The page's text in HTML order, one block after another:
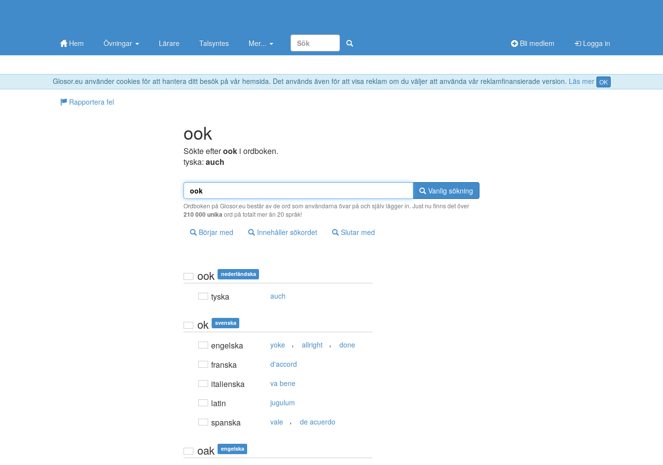
Glosor.eu använder cookies för att hantera ditt besök på vår hemsida. Det används även för att visa reklam om du väljer att använda vår reklamfinansierade version. Läs mer OK
Hem Övningar Lärare Talsyntes Mer... Bli medlem Logga in
Rapportera fel
ook
Sökte efterook i ordboken.
tyska: auch
Vanlig sökning
Ordboken på Glosor.eu består av de ord som användarna övar på och själv lägger in. Just nu finns det över
210 000 unika ord på totalt mer än 20 språk!
Börjar med Innehåller sökordet Slutar med
ook nederländska
tyska auch
ok svenska
engelska yoke , allright , done
franska d'accord
italienska va bene
latin jugulum
spanska vale , de acuerdo
oak engelska